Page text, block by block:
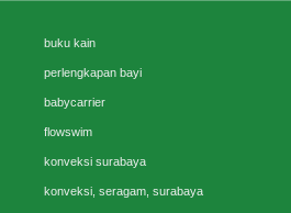
buku kain
perlengkapan bayi
babycarrier
flowswim
konveksi surabaya
konveksi, seragam, surabaya